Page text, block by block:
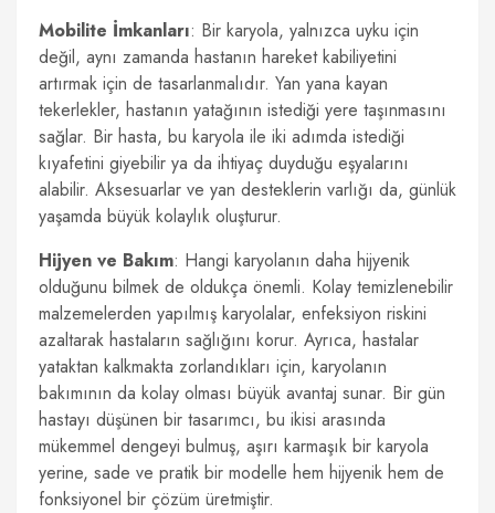
Mobilite İmkanları: Bir karyola, yalnızca uyku için
değil, aynı zamanda hastanın hareket kabiliyetini
artırmak için de tasarlanmalıdır. Yan yana kayan
tekerlekler, hastanın yatağının istediği yere taşınmasını
sağlar. Bir hasta, bu karyola ile iki adımda istediği
kıyafetini giyebilir ya da ihtiyaç duyduğu eşyalarını
alabilir. Aksesuarlar ve yan desteklerin varlığı da, günlük
yaşamda büyük kolaylık oluşturur.
Hijyen ve Bakım: Hangi karyolanın daha hijyenik
olduğunu bilmek de oldukça önemli. Kolay temizlenebilir
malzemelerden yapılmış karyolalar, enfeksiyon riskini
azaltarak hastaların sağlığını korur. Ayrıca, hastalar
yataktan kalkmakta zorlandıkları için, karyolanın
bakımının da kolay olması büyük avantaj sunar. Bir gün
hastayı düşünen bir tasarımcı, bu ikisi arasında
mükemmel dengeyi bulmuş, aşırı karmaşık bir karyola
yerine, sade ve pratik bir modelle hem hijyenik hem de
fonksiyonel bir çözüm üretmiştir.